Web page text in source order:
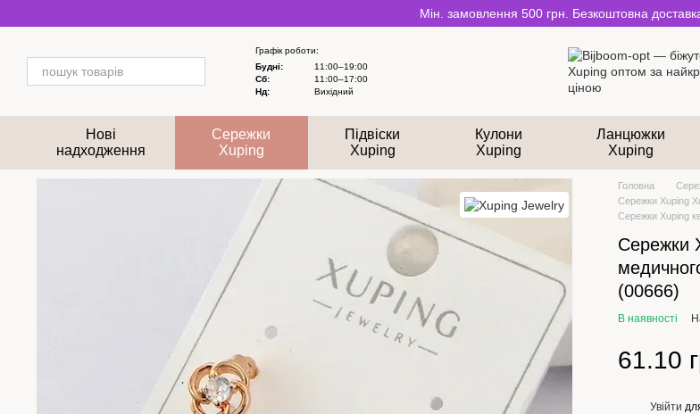
Мін. замовлення 500 грн. Безкоштовна
Графік роботи:
Будні:
11:00–19:00
Сб:
11:00–17:00
Нд:
Вихідний
Нові
надходження
Сережки
Xuping
Підвіски
Xuping
Кулони
Xuping
Ланцюжки
Xuping
Головна
Сережки Xuping
Сережки Xuping
Сережки
(00666)
В наявності
61.10
Увійти